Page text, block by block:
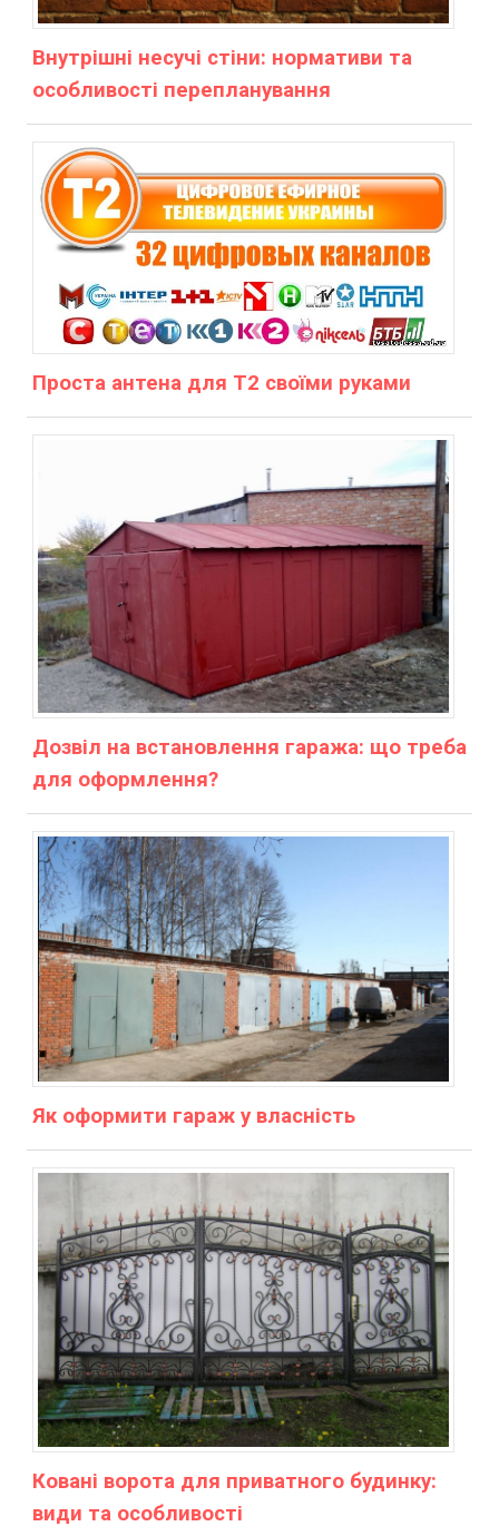
Внутрішні несучі стіни: нормативи та
особливості перепланування
Проста антена для Т2 своїми руками
Дозвіл на встановлення гаража: що треба
для оформлення?
Як оформити гараж у власність
Ковані ворота для приватного будинку:
види та особливості